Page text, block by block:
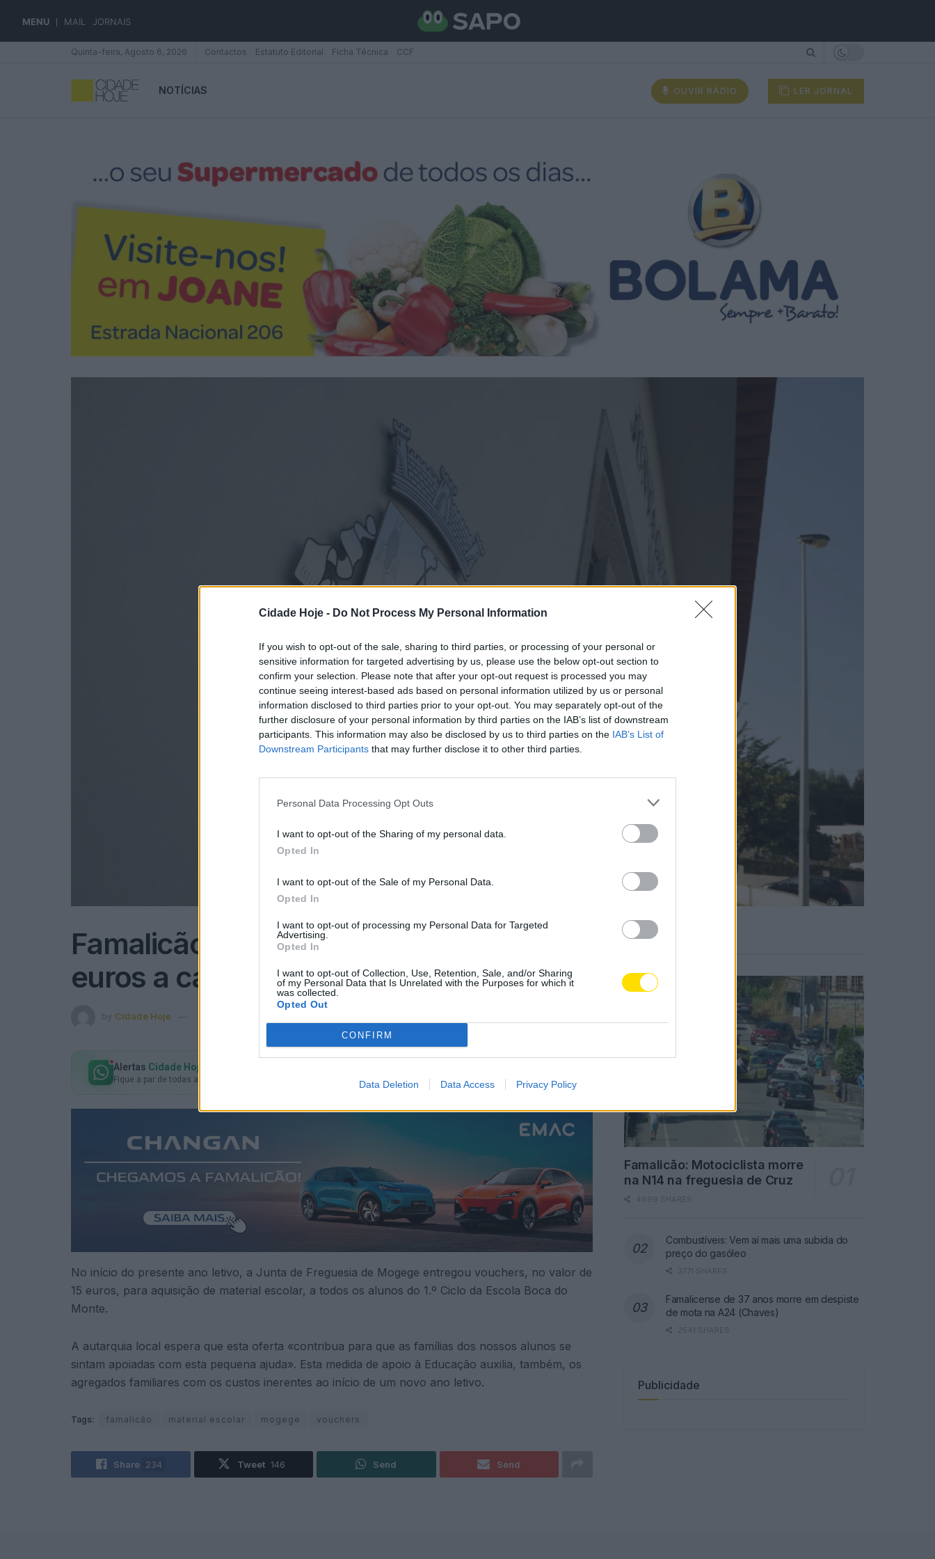
Cidade Hoje - Do Not Process My Personal Information
If you wish to opt-out of the sale, sharing to third parties, or processing of your personal or
sensitive information for targeted advertising by us, please use the below opt-out section to
confirm your selection. Please note that after your opt-out request is processed you may
continue seeing interest-based ads based on personal information utilized by us or personal
information disclosed to third parties prior to your opt-out. You may separately opt-out of the
further disclosure of your personal information by third parties on the IAB’s list of downstream
participants. This information may also be disclosed by us to third parties on the IAB’s List of
Downstream Participants that may further disclose it to other third parties.
Personal Data Processing Opt Outs
I want to opt-out of the Sharing of my personal data.
Opted In
I want to opt-out of the Sale of my Personal Data.
Opted In
I want to opt-out of processing my Personal Data for Targeted
Advertising.
Opted In
I want to opt-out of Collection, Use, Retention, Sale, and/or Sharing
of my Personal Data that Is Unrelated with the Purposes for which it
was collected.
Opted Out
CONFIRM
Data Deletion Data Access Privacy Policy
MENU MAIL JORNAIS
Quinta-feira, Agosto 6, 2026 Contactos Estatuto Editorial Ficha Técnica CCF
NOTÍCIAS OUVIR RÁDIO LER JORNAL
Famalicão: Mogege dá vouchers de 15
euros a cada aluno
by Cidade Hoje 27 de Setembro, 2023
Alertas Cidade Hoje
Fique a par de todas as notícias em primeira mão!
No início do presente ano letivo, a Junta de Freguesia de Mogege entregou vouchers, no valor de
15 euros, para aquisição de material escolar, a todos os alunos do 1.º Ciclo da Escola Boca do
Monte.
A autarquia local espera que esta oferta «contribua para que as famílias dos nossos alunos se
sintam apoiadas com esta pequena ajuda». Esta medida de apoio à Educação auxilia, também, os
agregados familiares com os custos inerentes ao início de um novo ano letivo.
Tags: famalicão material escolar mogege vouchers
Share 234 Tweet 146 Send Send
Notícias Populares
Famalicão: Motociclista morre
na N14 na freguesia de Cruz
4699 SHARES
Combustíveis: Vem aí mais uma subida do
preço do gasóleo
3771 SHARES
Famalicense de 37 anos morre em despiste
de mota na A24 (Chaves)
2541 SHARES
Publicidade